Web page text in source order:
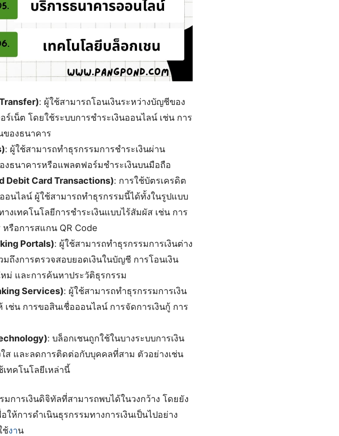
: ผู้ใช้สามารถโอนเงินระหว่างบัญชีของ
เน็ต โดยใช้ระบบการชำระเงินออนไลน์ เช่น การ
ของธนาคาร
: ผู้ใช้สามารถทำธุรกรรมการชำระเงินผ่าน
ธนาคารหรือแพลตฟอร์มชำระเงินบนมือถือ
Debit Card Transactions): การใช้บัตรเครดิต
อนไลน์ ผู้ใช้สามารถทำธุรกรรมนี้ได้ทั้งในรูปแบบ
งเทคโนโลยีการชำระเงินแบบไร้สัมผัส เช่น การ
หรือการสแกน QR Code
Portals): ผู้ใช้สามารถทำธุรกรรมการเงินต่าง
ถึงการตรวจสอบยอดเงินในบัญชี การโอนเงิน
ม่ และการค้นหาประวัติธุรกรรม
Services): ผู้ใช้สามารถทำธุรกรรมการเงิน
ช่น การขอสินเชื่อออนไลน์ การจัดการเงินกู้ การ
: บล็อกเชนถูกใช้ในบางระบบการเงิน
ส และลดการติดต่อกับบุคคลที่สาม ตัวอย่างเช่น
เทคโนโลยีเหล่านี้
มการเงินดิจิทัลที่สามารถพบได้ในวงกว้าง โดยยัง
ห้การดำเนินธุรกรรมทางการเงินเป็นไปอย่าง
ช้งาน